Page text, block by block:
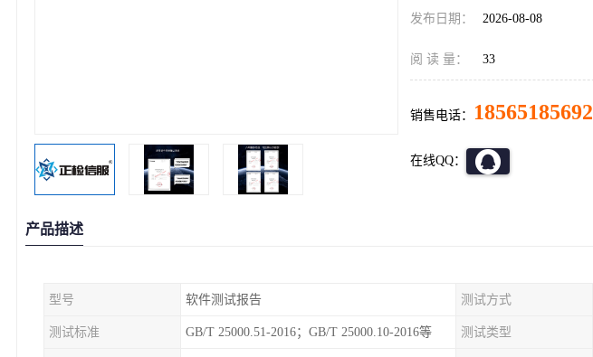
发布日期： 2026-08-08
阅 读 量： 33
销售电话： 18565185692
在线QQ：
产品描述
型号 软件测试报告 测试方式
测试标准 GB/T 25000.51-2016；GB/T 25000.10-2016等 测试类型